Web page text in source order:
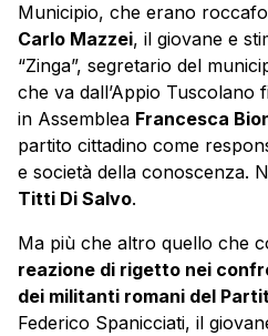
Municipio, che erano
Carlo Mazzei, il giovane e
“Zinga”, segretario del
che va dall’Appio
in Assemblea Francesca
partito cittadino come
e società della conoscenza.
Titti Di Salvo.
Ma più che altro quello che
reazione di rigetto nei
dei militanti romani del
Federico Spanicciati, il